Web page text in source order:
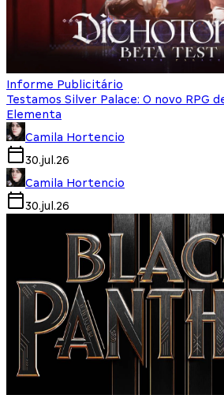
Informe Publicitário
Testamos Silver Palace: O novo RPG
Elementa
Camila Hortencio
30.jul.26
Camila Hortencio
30.jul.26